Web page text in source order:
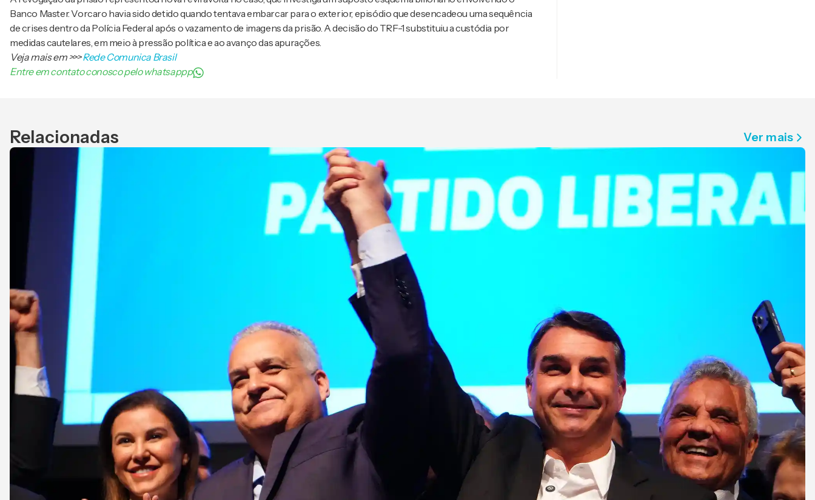
Banco Master. Vorcaro havia sido detido quando tentava embarcar para o exterior, episódio que desencadeou uma sequência
de crises dentro da Polícia Federal após o vazamento de imagens da prisão. A decisão do TRF-1 substituiu a custódia por
medidas cautelares, em meio à pressão política e ao avanço das apurações.
Veja mais em>>>Rede Comunica Brasil
Entre em contato conosco pelo whatsappp
Relacionadas Ver mais